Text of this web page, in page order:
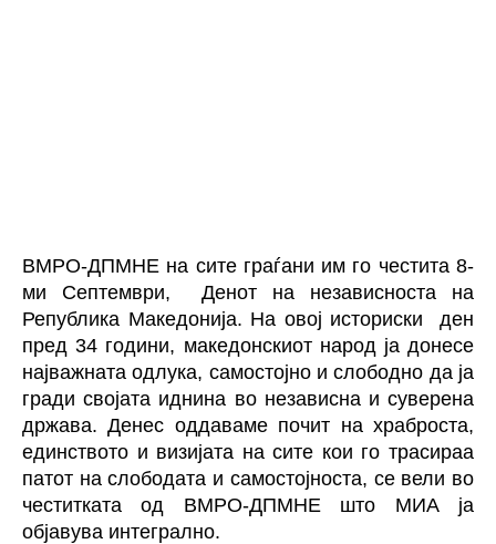
ВМРО-ДПМНЕ на сите граѓани им го честита 8-
ми Септември,
Денот на независноста на
Република Македонија. На овој историски
ден
пред 34 години, македонскиот народ ја донесе
најважната одлука, самостојно и слободно да ја
гради својата иднина во независна и суверена
држава. Денес оддаваме почит на храброста,
единството и визијата на сите кои го трасираа
патот на слободата и самостојноста, се вели во
честитката од ВМРО-ДПМНЕ што МИА ја
објавува интегрално.